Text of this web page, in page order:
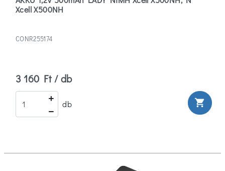
Xcell X500NH
CONR255174
3 160 Ft / db
db shopping_cart